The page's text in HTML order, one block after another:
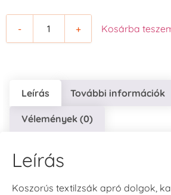
- + Kosárba
Leírás További információk
Vélemények (0)
Leírás
Koszorús textilzsák apró dolgok,